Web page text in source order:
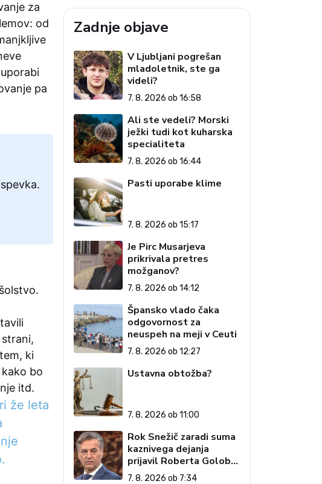
za
od
pa
ki
bo
itd.
že leta
Zadnje objave
V Ljubljani pogrešan
mladoletnik, ste ga
videli?
7. 8. 2026 ob 16:58
Ali ste vedeli? Morski
ježki tudi kot kuharska
specialiteta
7. 8. 2026 ob 16:44
Pasti uporabe klime
7. 8. 2026 ob 15:17
Je Pirc Musarjeva
prikrivala pretres
možganov?
7. 8. 2026 ob 14:12
Špansko vlado čaka
odgovornost za
neuspeh na meji v Ceuti
7. 8. 2026 ob 12:27
Ustavna obtožba?
7. 8. 2026 ob 11:00
Rok Snežič zaradi suma
kaznivega dejanja
prijavil Roberta Goloba
– 'islamofila'
7. 8. 2026 ob 7:34